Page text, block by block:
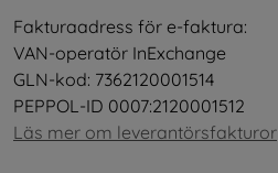
Fakturaadress för e-faktura:
VAN-operatör InExchange
GLN-kod: 7362120001514
PEPPOL-ID 0007:2120001512
Läs mer om leverantörsfakturor